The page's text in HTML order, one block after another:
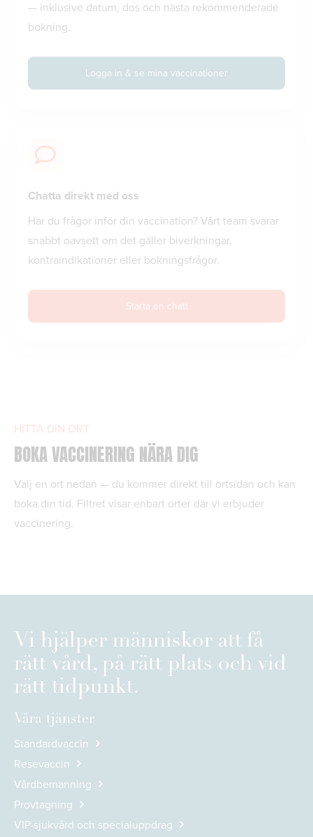
— inklusive datum, dos och nästa rekommenderade
bokning.
Logga in & se mina vaccinationer
Chatta direkt med oss
Har du frågor inför din vaccination? Vårt team svarar
snabbt oavsett om det gäller biverkningar,
kontraindikationer eller bokningsfrågor.
Starta en chatt
HITTA DIN ORT
BOKA VACCINERING NÄRA DIG
Välj en ort nedan — du kommer direkt till ortsidan och kan
boka din tid. Filtret visar enbart orter där vi erbjuder
vaccinering.
Vi hjälper människor att få
rätt vård, på rätt plats och vid
rätt tidpunkt.
Våra tjänster
Standardvaccin
Resevaccin
Vårdbemanning
Provtagning
VIP-sjukvård och specialuppdrag